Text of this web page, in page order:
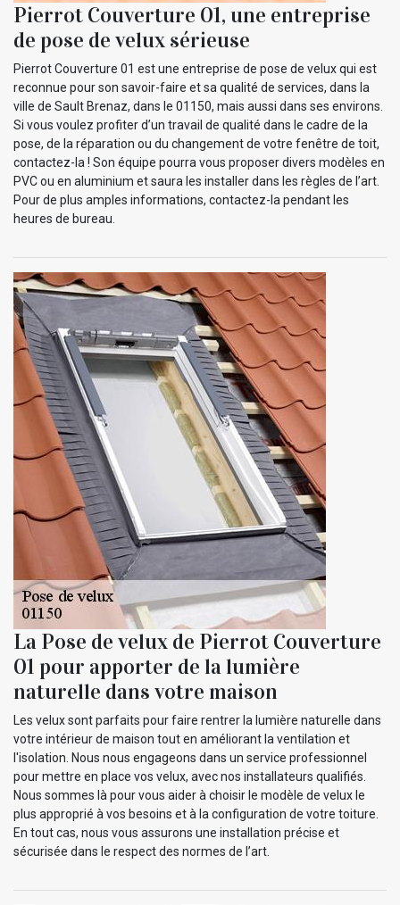
Pierrot Couverture 01, une entreprise
de pose de velux sérieuse
Pierrot Couverture 01 est une entreprise de pose de velux qui est
reconnue pour son savoir-faire et sa qualité de services, dans la
ville de Sault Brenaz, dans le 01150, mais aussi dans ses environs.
Si vous voulez profiter d’un travail de qualité dans le cadre de la
pose, de la réparation ou du changement de votre fenêtre de toit,
contactez-la ! Son équipe pourra vous proposer divers modèles en
PVC ou en aluminium et saura les installer dans les règles de l’art.
Pour de plus amples informations, contactez-la pendant les
heures de bureau.
La Pose de velux de Pierrot Couverture
01 pour apporter de la lumière
naturelle dans votre maison
Les velux sont parfaits pour faire rentrer la lumière naturelle dans
votre intérieur de maison tout en améliorant la ventilation et
l'isolation. Nous nous engageons dans un service professionnel
pour mettre en place vos velux, avec nos installateurs qualifiés.
Nous sommes là pour vous aider à choisir le modèle de velux le
plus approprié à vos besoins et à la configuration de votre toiture.
En tout cas, nous vous assurons une installation précise et
sécurisée dans le respect des normes de l’art.